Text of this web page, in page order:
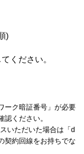
)
ください。
ーク暗証番号」が必要
認ください。
いただいた場合は「d
契約回線をお持ちでな